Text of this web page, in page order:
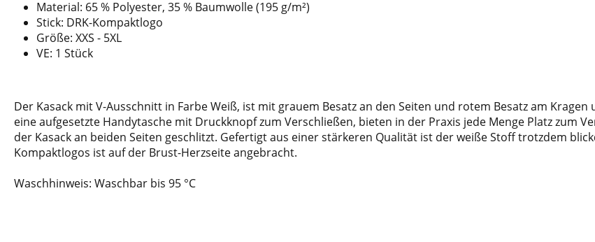
Material: 65 % Polyester, 35 % Baumwolle (195 g/m²)
Stick: DRK-Kompaktlogo
Größe: XXS - 5XL
VE: 1 Stück
Der Kasack mit V-Ausschnitt in Farbe Weiß, ist mit grauem Besatz an den Seiten und rotem Besatz am
eine aufgesetzte Handytasche mit Druckknopf zum Verschließen, bieten in der Praxis jede Menge Platz zum
der Kasack an beiden Seiten geschlitzt. Gefertigt aus einer stärkeren Qualität ist der weiße Stoff trotzdem
Kompaktlogos ist auf der Brust-Herzseite angebracht.
Waschhinweis: Waschbar bis 95 °C